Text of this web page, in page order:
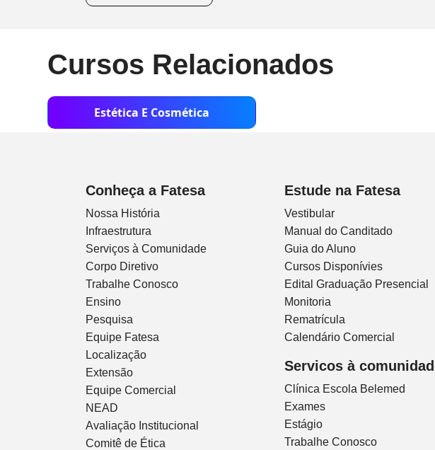
Cursos Relacionados
Estética E Cosmética
Conheça a Fatesa
Nossa História
Infraestrutura
Serviços à Comunidade
Corpo Diretivo
Trabalhe Conosco
Ensino
Pesquisa
Equipe Fatesa
Localização
Extensão
Equipe Comercial
NEAD
Avaliação Institucional
Comitê de Ética
Estude na Fatesa
Vestibular
Manual do Canditado
Guia do Aluno
Cursos Disponívies
Edital Graduação Presencial
Monitoria
Rematrícula
Calendário Comercial
Servicos à
Clínica Escola Belemed
Exames
Estágio
Trabalhe Conosco